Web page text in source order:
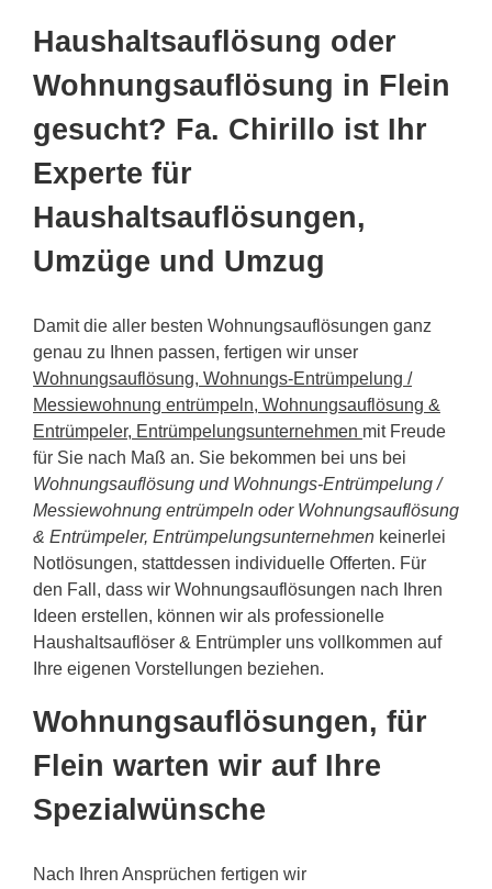
Haushaltsauflösung oder
Wohnungsauflösung in Flein
gesucht? Fa. Chirillo ist Ihr
Experte für
Haushaltsauflösungen,
Umzüge und Umzug
Damit die aller besten Wohnungsauflösungen ganz
genau zu Ihnen passen, fertigen wir unser
Wohnungsauflösung, Wohnungs-Entrümpelung /
Messiewohnung entrümpeln, Wohnungsauflösung &
Entrümpeler, Entrümpelungsunternehmen mit Freude
für Sie nach Maß an. Sie bekommen bei uns bei
Wohnungsauflösung und Wohnungs-Entrümpelung /
Messiewohnung entrümpeln oder Wohnungsauflösung
& Entrümpeler, Entrümpelungsunternehmen keinerlei
Notlösungen, stattdessen individuelle Offerten. Für
den Fall, dass wir Wohnungsauflösungen nach Ihren
Ideen erstellen, können wir als professionelle
Haushaltsauflöser & Entrümpler uns vollkommen auf
Ihre eigenen Vorstellungen beziehen.
Wohnungsauflösungen, für
Flein warten wir auf Ihre
Spezialwünsche
Nach Ihren Ansprüchen fertigen wir